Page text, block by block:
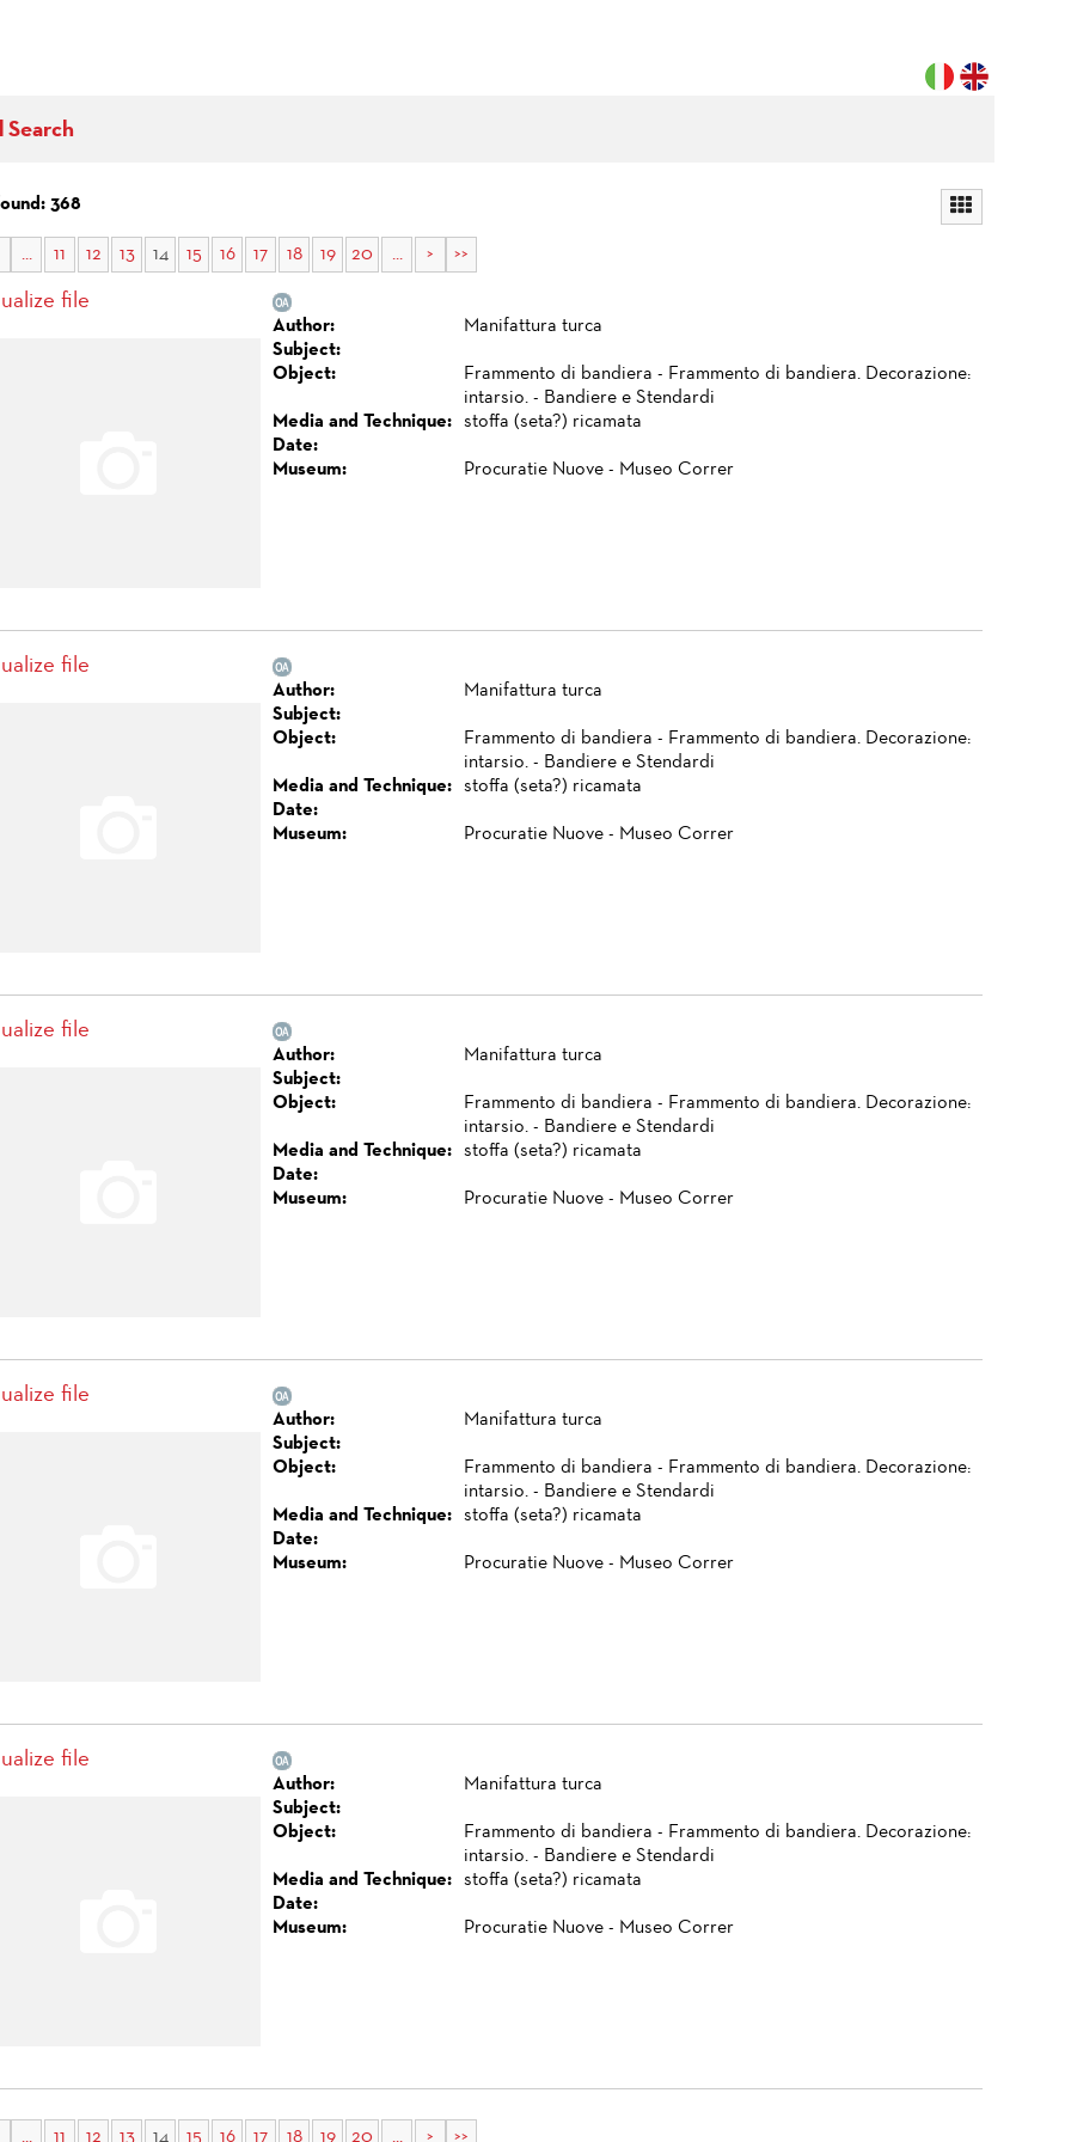
Search
368
... 11 12 13 14 15 16 17 18 19 20 ... > >>
file
Author:
Manifattura turca
Subject:
Object:
Frammento di bandiera - Frammento di bandiera. Decorazione:
intarsio. - Bandiere e Stendardi
Media and Technique:
stoffa (seta?) ricamata
Date:
Museum:
Procuratie Nuove - Museo Correr
file
Author:
Manifattura turca
Subject:
Object:
Frammento di bandiera - Frammento di bandiera. Decorazione:
intarsio. - Bandiere e Stendardi
Media and Technique:
stoffa (seta?) ricamata
Date:
Museum:
Procuratie Nuove - Museo Correr
file
Author:
Manifattura turca
Subject:
Object:
Frammento di bandiera - Frammento di bandiera. Decorazione:
intarsio. - Bandiere e Stendardi
Media and Technique:
stoffa (seta?) ricamata
Date:
Museum:
Procuratie Nuove - Museo Correr
file
Author:
Manifattura turca
Subject:
Object:
Frammento di bandiera - Frammento di bandiera. Decorazione:
intarsio. - Bandiere e Stendardi
Media and Technique:
stoffa (seta?) ricamata
Date:
Museum:
Procuratie Nuove - Museo Correr
file
Author:
Manifattura turca
Subject:
Object:
Frammento di bandiera - Frammento di bandiera. Decorazione:
intarsio. - Bandiere e Stendardi
Media and Technique:
stoffa (seta?) ricamata
Date:
Museum:
Procuratie Nuove - Museo Correr
... 11 12 13 14 15 16 17 18 19 20 ... > >>